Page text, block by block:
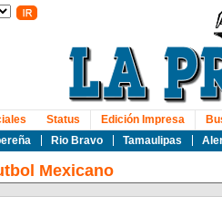
Rio Bravo Tamaulipas
Status Edición Impresa
Mexicano